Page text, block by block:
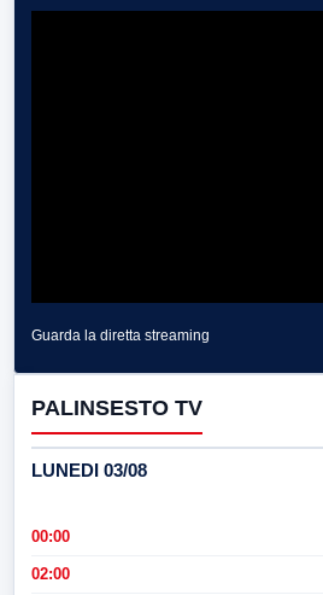
Guarda la diretta streaming
PALINSESTO TV
LUNEDI 03/08
00:00
02:00